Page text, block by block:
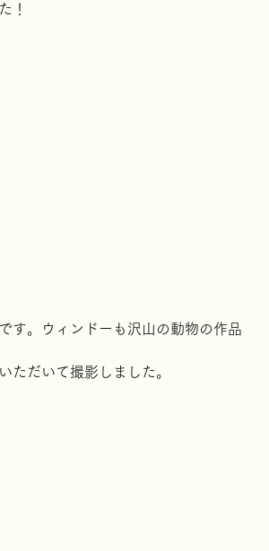
蔵原裕二先生の松坂屋での個展に初
す。ウィンドーも沢山の動物の作品